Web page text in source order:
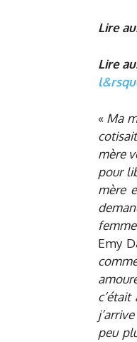
Lire
Lire
« Ma
mère
pour
mère
Emy
peu